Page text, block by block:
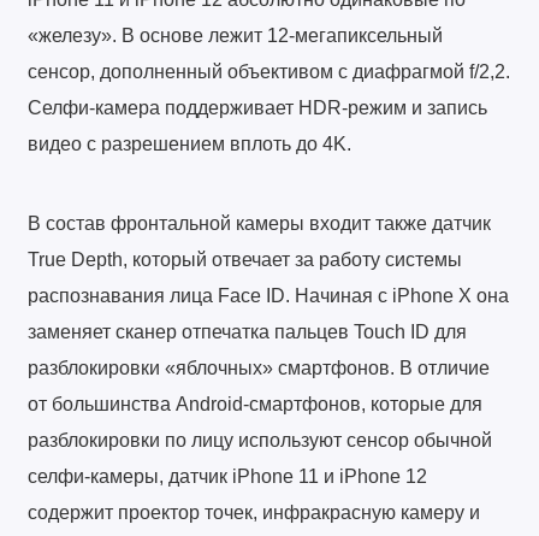
«железу». В основе лежит 12-мегапиксельный
сенсор, дополненный объективом с диафрагмой f/2,2.
Селфи-камера поддерживает HDR-режим и запись
видео с разрешением вплоть до 4K.
В состав фронтальной камеры входит также датчик
True Depth, который отвечает за работу системы
распознавания лица Face ID. Начиная с iPhone X она
заменяет сканер отпечатка пальцев Touch ID для
разблокировки «яблочных» смартфонов. В отличие
от большинства Android-смартфонов, которые для
разблокировки по лицу используют сенсор обычной
селфи-камеры, датчик iPhone 11 и iPhone 12
содержит проектор точек, инфракрасную камеру и